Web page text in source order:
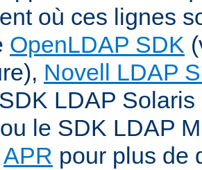
où ces lignes
OpenLDAP SDK
Novell LDAP
LDAP
le SDK LDAP
APR pour plus de